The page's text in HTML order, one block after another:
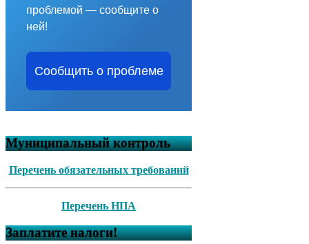
проблемой — сообщите о
ней!
Сообщить о проблеме
Муниципальный контроль
Перечень обязательных требований
Перечень НПА
Заплатите налоги!